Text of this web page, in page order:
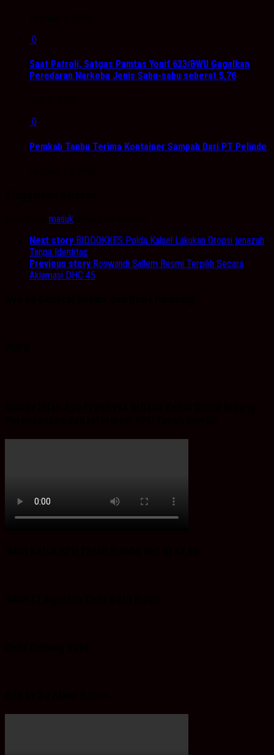
0
Saat Patroli, Satgas Pamtas Yonif 623/BWU Gagalkan
Peredaran Narkoba Jenis Sabu-sabu seberat 5,76
0
Pemkab Tanbu Terima Kontainer Sampah Dari PT Pelindo
masuk
Next story BIDDOKKES Polda Kalsel Lakukan Otopsi jenazah
Tanpa Identitas
Previous story Roswandi Sallem Resmi Terpilih Secara
Aklamasi DHC 45